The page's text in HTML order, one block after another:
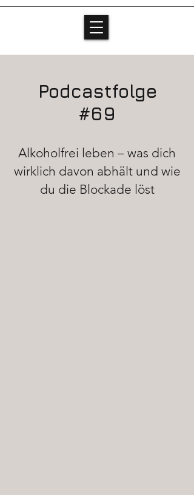
Podcastfolge
#69
Alkoholfrei leben – was dich
wirklich davon abhält und wie
du die Blockade löst